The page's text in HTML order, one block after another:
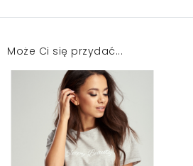
Może Ci się przydać...